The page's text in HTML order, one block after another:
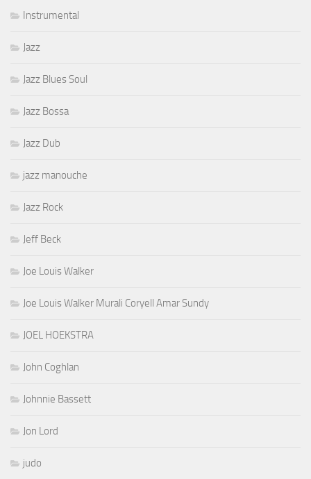
Instrumental
Jazz
Jazz Blues Soul
Jazz Bossa
Jazz Dub
jazz manouche
Jazz Rock
Jeff Beck
Joe Louis Walker
Joe Louis Walker Murali Coryell Amar Sundy
JOEL HOEKSTRA
John Coghlan
Johnnie Bassett
Jon Lord
judo